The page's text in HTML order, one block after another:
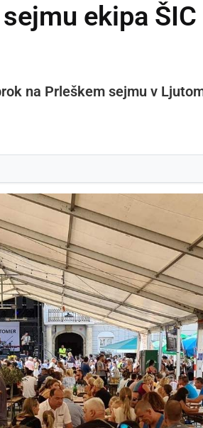
ekipa
na Prleškem sejmu v